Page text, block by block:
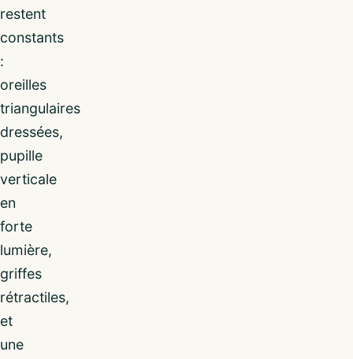
restent
constants
:
oreilles
triangulaires
dressées,
pupille
verticale
en
forte
lumière,
griffes
rétractiles,
et
une